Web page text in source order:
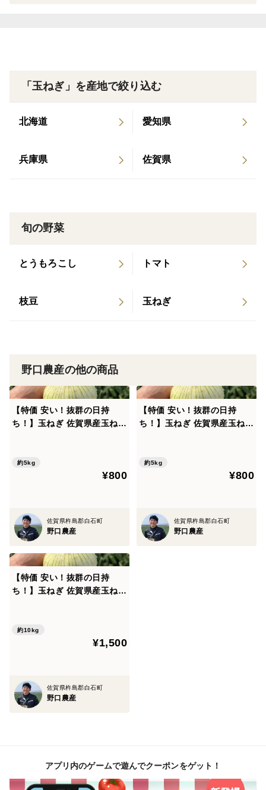
主な特徴...柔らかくツヤがあり、甘さも際立つ。
主な特徴...みずみずしく糖度高（10度前後）、辛味が少
収穫時期…4月下旬〜5月
した甘み。
収穫時期…5月上旬
もおすすめ。
おすすめ用途... サラダ中心
収穫時期…5月中旬
おすすめ用途...生食、ステーキ
収穫時期…5月中旬～下旬
主な特徴...実の詰まった人気のタマネギ。フレッシュで
主な特徴...加熱で甘み増す硬め食感、保存効く万能型。
生は辛め。
※1 超極早生・極早生
「玉ねぎ」を産地で絞り込む
北海道 愛知県
兵庫県 佐賀県
旬の野菜
とうもろこし トマト
枝豆 玉ねぎ
野口農産の他の商品
【特価 安い！抜群の日持
ち！】玉ねぎ 佐賀県産玉ねぎ
約5kg
¥800
佐賀県杵島郡白石町
野口農産
【特価 安い！抜群の日持
ち！】玉ねぎ 佐賀県産玉ねぎ
約5kg
¥800
佐賀県杵島郡白石町
野口農産
【特価 安い！抜群の日持
ち！】玉ねぎ 佐賀県産玉ねぎ
約10kg
¥1,500
佐賀県杵島郡白石町
野口農産
アプリ内のゲームで遊んでクーポンをゲット！